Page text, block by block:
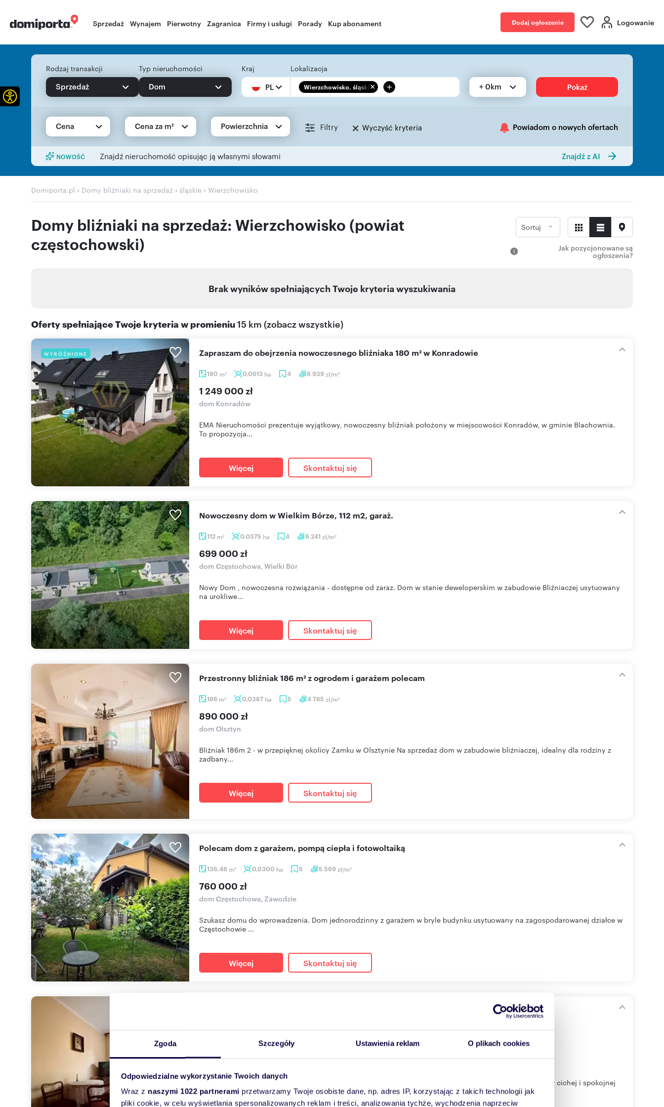
Zgoda Szczegóły Ustawienia reklam O plikach cookies
Odpowiedzialne wykorzystanie Twoich danych
Wraz z naszymi 1022 partnerami przetwarzamy Twoje osobiste dane, np. adres IP, korzystając z takich technologii jak
pliki cookie, w celu wyświetlania spersonalizowanych reklam i treści, analizowania tychże, wychodzenia naprzeciw
Sprzedaż Wynajem Pierwotny Zagranica Firmy i usługi Porady Kup abonament Dodaj ogłoszenie Logowanie
Rodzaj transakcji
Sprzedaż
Typ nieruchomości
Dom
Kraj
PL
Lokalizacja
Wierzchowisko, śląskie + + 0km Pokaż
Cena Cena za m² Powierzchnia Filtry Wyczyść kryteria Powiadom o nowych ofertach
NOWOŚĆ Znajdź nieruchomość opisując ją własnymi słowami Znajdź z AI
Domiporta.pl › Domy bliźniaki na sprzedaż › śląskie › Wierzchowisko
Domy bliźniaki na sprzedaż: Wierzchowisko (powiat
częstochowski)
Sortuj
Jak pozycjonowane są
ogłoszenia?
Brak wyników spełniających Twoje kryteria wyszukiwania
Oferty spełniające Twoje kryteria w promieniu15 km (zobacz wszystkie)
WYRÓŻNIONE
180 m2 0,0613 ha 4 6 939zł/m2
Zapraszam do obejrzenia nowoczesnego bliźniaka 180 m² w Konradowie
1 249 000 zł
dom Konradów
EMA Nieruchomości prezentuje wyjątkowy, nowoczesny bliźniak położony w miejscowości Konradów, w gminie Blachownia.
To propozycja...
Więcej Skontaktuj się
112 m2 0,0375 ha 4 6 241 zł/m2
Nowoczesny dom w Wielkim Bórze, 112 m2, garaż.
699 000 zł
dom Częstochowa, Wielki Bór
Nowy Dom , nowoczesna rozwiązania - dostępne od zaraz. Dom w stanie deweloperskim w zabudowie Bliźniaczej usytuowany
na urokliwe...
Więcej Skontaktuj się
186 m2 0,0387 ha 5 4 785 zł/m2
Przestronny bliźniak 186 m² z ogrodem i garażem polecam
890 000 zł
dom Olsztyn
Bliźniak 186m 2 - w przepięknej okolicy Zamku w Olsztynie Na sprzedaż dom w zabudowie bliźniaczej, idealny dla rodziny z
zadbany...
Więcej Skontaktuj się
136,48 m2 0,0300 ha 5 5 569zł/m2
Polecam dom z garażem, pompą ciepła i fotowoltaiką
760 000 zł
dom Częstochowa, Zawodzie
Szukasz domu do wprowadzenia. Dom jednorodzinny z garażem w bryle budynku usytuowany na zagospodarowanej działce w
Częstochowie ...
Więcej Skontaktuj się
dom Częstochowa, Stradom
Szukasz małego przytulnego domu do własnej aranżacji. Zapraszam Dom w Częstochowie na Stradomiu w cichej i spokojnej
okolicy w o...
Otwórz pasek narzędzi